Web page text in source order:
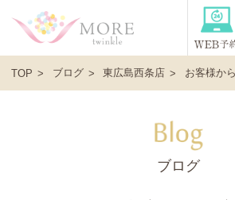
TOP ブログ 東広島西条店 お客様か
ブログ